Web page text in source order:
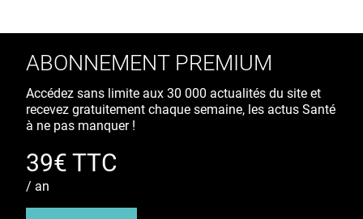
ABONNEMENT PREMIUM
Accédez sans limite aux 30 000 actualités du site et
recevez gratuitement chaque semaine, les actus Santé
à ne pas manquer !
39€ TTC
/ an